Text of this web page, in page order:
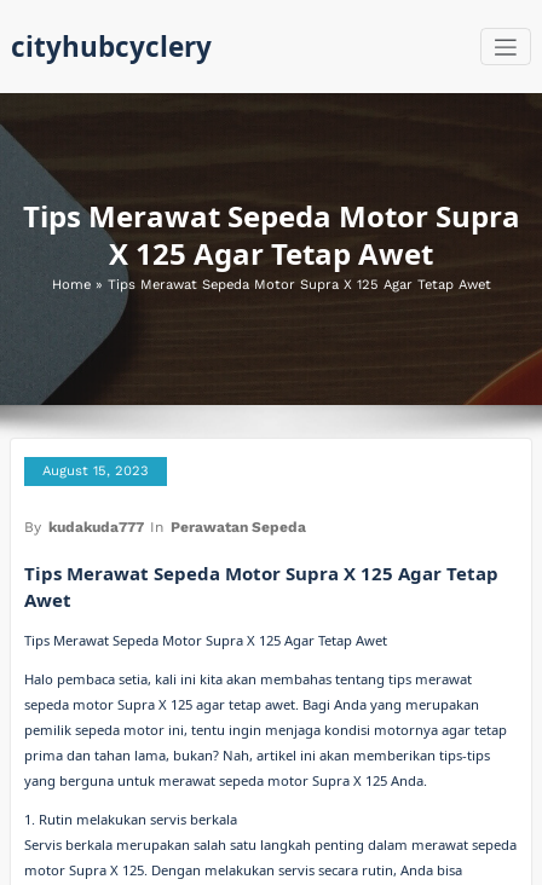
content
cityhubcyclery
Tips Merawat Sepeda Motor Supra
X 125 Agar Tetap Awet
Home» Tips Merawat Sepeda Motor Supra X 125 Agar Tetap Awet
August 15, 2023
By kudakuda777 In Perawatan Sepeda
Tips Merawat Sepeda Motor Supra X 125 Agar Tetap
Awet
Tips Merawat Sepeda Motor Supra X 125 Agar Tetap Awet
Halo pembaca setia, kali ini kita akan membahas tentang tips merawat
sepeda motor Supra X 125 agar tetap awet. Bagi Anda yang merupakan
pemilik sepeda motor ini, tentu ingin menjaga kondisi motornya agar tetap
prima dan tahan lama, bukan? Nah, artikel ini akan memberikan tips-tips
yang berguna untuk merawat sepeda motor Supra X 125 Anda.
1. Rutin melakukan servis berkala
Servis berkala merupakan salah satu langkah penting dalam merawat sepeda
motor Supra X 125. Dengan melakukan servis secara rutin, Anda bisa